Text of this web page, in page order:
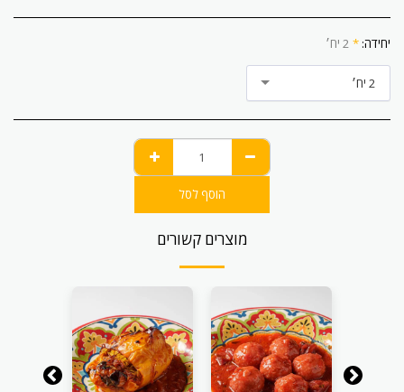
יחידה: * 2 יח׳
2 יח׳
הוסף לסל
מוצרים קשורים